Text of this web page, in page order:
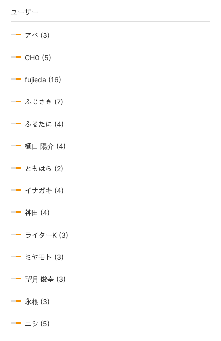
ユーザー
アベ (3)
CHO (5)
fujieda (16)
ふじさき (7)
ふるたに (4)
樋口 陽介 (4)
ともはら (2)
イナガキ (4)
神田 (4)
ライターK (3)
ミヤモト (3)
望月 俊幸 (3)
永根 (3)
ニシ (5)